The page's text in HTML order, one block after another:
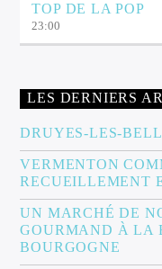
TOP DE LA POP
23:00
LES DERNIERS
DRUYES-LES-
VERMENTON
RECUEILLEMENT
UN MARCHÉ DE
GOURMAND À LA
BOURGOGNE